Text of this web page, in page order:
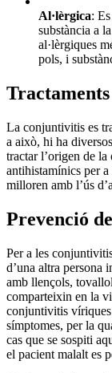
Al·lèrgica:
substància a
al·lèrgiques
pols, i
La conjuntivitis es
a això, hi ha
tractar l’origen de
antihistamínics per
milloren amb l’ús
Prevenció
Per a les
d’una altra persona
amb llençols,
comparteixin en la
conjuntivitis víriques
símptomes, per la
cas que se sospiti
el pacient malalt es